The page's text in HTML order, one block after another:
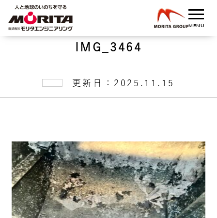
IMG_3464
更新日：2025.11.15